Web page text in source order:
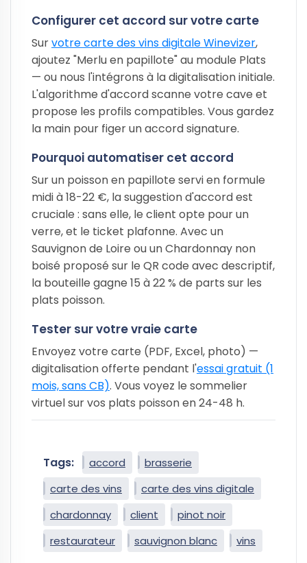
Configurer cet accord sur votre carte
Survotre carte des vins digitale Winevizer,
ajoutez "Merlu en papillote" au module Plats
— ou nous l'intégrons à la digitalisation initiale.
L'algorithme d'accord scanne votre cave et
propose les profils compatibles. Vous gardez
la main pour figer un accord signature.
Pourquoi automatiser cet accord
Sur un poisson en papillote servi en formule
midi à 18-22 €, la suggestion d'accord est
cruciale : sans elle, le client opte pour un
verre, et le ticket plafonne. Avec un
Sauvignon de Loire ou un Chardonnay non
boisé proposé sur le QR code avec descriptif,
la bouteille gagne 15 à 22 % de parts sur les
plats poisson.
Tester sur votre vraie carte
Envoyez votre carte (PDF, Excel, photo) —
digitalisation offerte pendant l'essai gratuit (1
mois, sans CB). Vous voyez le sommelier
virtuel sur vos plats poisson en 24-48 h.
Tags: accord
brasserie
carte des vins
carte des vins digitale
chardonnay
client
pinot noir
restaurateur
sauvignon blanc vins